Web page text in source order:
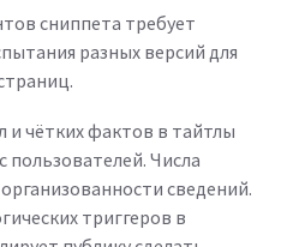
сниппета требует
разных версий для
и чётких фактов в тайтлы
пользователей. Числа
сведений.
триггеров в